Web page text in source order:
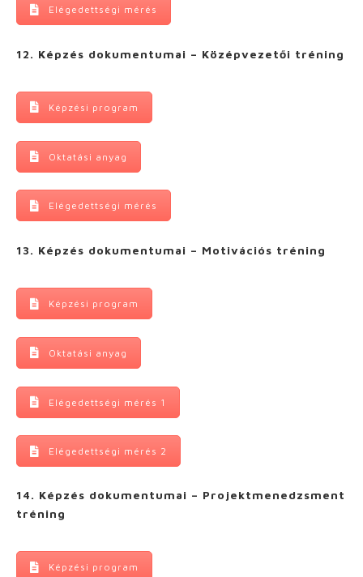
Elégedettségi mérés
12. Képzés dokumentumai – Középvezetői tréning
Képzési program
Oktatási anyag
Elégedettségi mérés
13. Képzés dokumentumai – Motivációs tréning
Képzési program
Oktatási anyag
Elégedettségi mérés 1
Elégedettségi mérés 2
14. Képzés dokumentumai – Projektmenedzsment
tréning
Képzési program